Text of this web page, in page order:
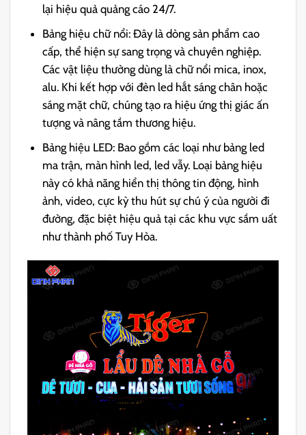
lại hiệu quả quảng cáo 24/7.
Bảng hiệu chữ nổi: Đây là dòng sản phẩm cao
cấp, thể hiện sự sang trọng và chuyên nghiệp.
Các vật liệu thường dùng là chữ nổi mica, inox,
alu. Khi kết hợp với đèn led hắt sáng chân hoặc
sáng mặt chữ, chúng tạo ra hiệu ứng thị giác ấn
tượng và nâng tầm thương hiệu.
Bảng hiệu LED: Bao gồm các loại như bảng led
ma trận, màn hình led, led vẫy. Loại bảng hiệu
này có khả năng hiển thị thông tin động, hình
ảnh, video, cực kỳ thu hút sự chú ý của người đi
đường, đặc biệt hiệu quả tại các khu vực sầm uất
như thành phố Tuy Hòa.